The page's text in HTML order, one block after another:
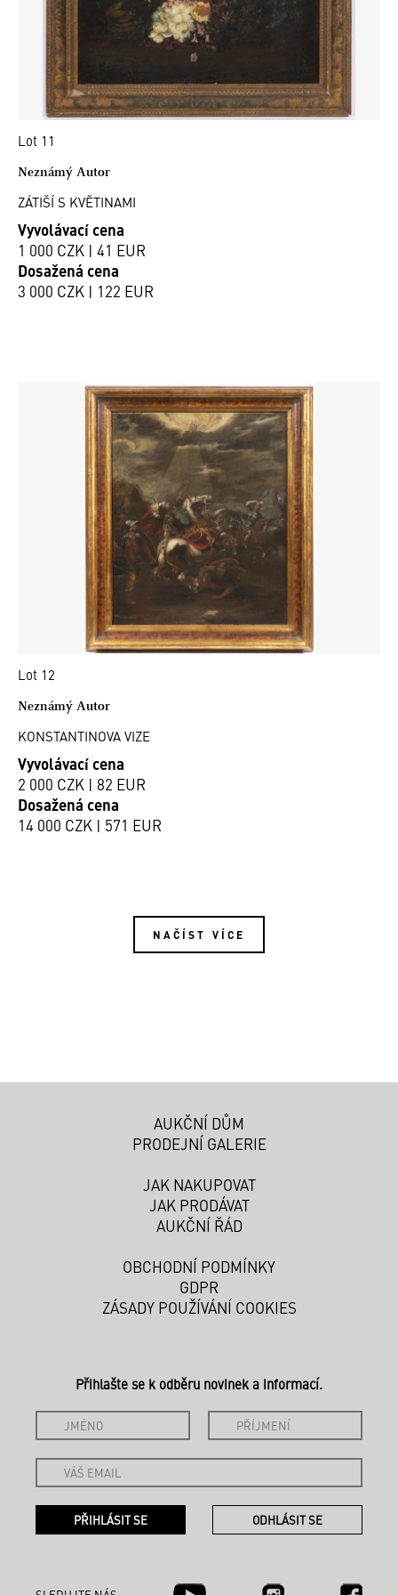
Lot 11
Neznámý Autor
ZÁTIŠÍ S KVĚTINAMI
Vyvolávací cena
1 000 CZK | 41 EUR
Dosažená cena
3 000 CZK | 122 EUR
Lot 12
Neznámý Autor
KONSTANTINOVA VIZE
Vyvolávací cena
2 000 CZK | 82 EUR
Dosažená cena
14 000 CZK | 571 EUR
NAČÍST VÍCE
AUKČNÍ DŮM
PRODEJNÍ GALERIE
JAK NAKUPOVAT
JAK PRODÁVAT
AUKČNÍ ŘÁD
OBCHODNÍ PODMÍNKY
GDPR
ZÁSADY POUŽÍVÁNÍ COOKIES
Přihlašte se k odběru novinek a informací.